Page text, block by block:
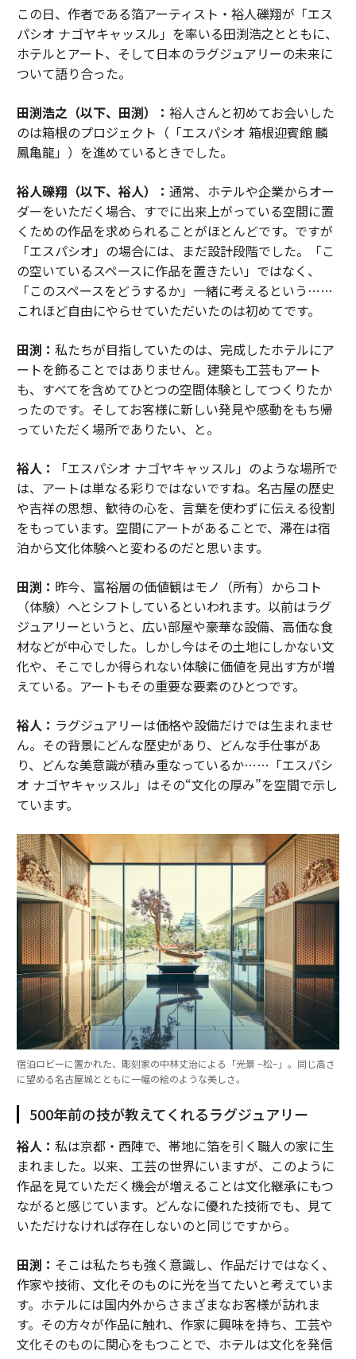
この日、作者である箔アーティスト・裕人礫翔が「エス
パシオ ナゴヤキャッスル」を率いる田渕浩之とともに、
ホテルとアート、そして日本のラグジュアリーの未来に
ついて語り合った。
田渕浩之（以下、田渕）： 裕人さんと初めてお会いした
のは箱根のプロジェクト（「エスパシオ 箱根迎賓館 麟
鳳亀龍」）を進めているときでした。
裕人礫翔（以下、裕人）： 通常、ホテルや企業からオー
ダーをいただく場合、すでに出来上がっている空間に置
くための作品を求められることがほとんどです。ですが
「エスパシオ」の場合には、まだ設計段階でした。「こ
の空いているスペースに作品を置きたい」ではなく、
「このスペースをどうするか」一緒に考えるという……
これほど自由にやらせていただいたのは初めてです。
田渕： 私たちが目指していたのは、完成したホテルにア
ートを飾ることではありません。建築も工芸もアート
も、すべてを含めてひとつの空間体験としてつくりたか
ったのです。そしてお客様に新しい発見や感動をもち帰
っていただく場所でありたい、と。
裕人：
「エスパシオ ナゴヤキャッスル」のような場所で
は、アートは単なる彩りではないですね。名古屋の歴史
や吉祥の思想、歓待の心を、言葉を使わずに伝える役割
をもっています。空間にアートがあることで、滞在は宿
泊から文化体験へと変わるのだと思います。
田渕： 昨今、富裕層の価値観はモノ（所有）からコト
（体験）へとシフトしているといわれます。以前はラグ
ジュアリーというと、広い部屋や豪華な設備、高価な食
材などが中心でした。しかし今はその土地にしかない文
化や、そこでしか得られない体験に価値を見出す方が増
えている。アートもその重要な要素のひとつです。
裕人： ラグジュアリーは価格や設備だけでは生まれませ
ん。その背景にどんな歴史があり、どんな手仕事があ
り、どんな美意識が積み重なっているか……「エスパシ
オ ナゴヤキャッスル」はその“文化の厚み”を空間で示し
ています。
宿泊ロビーに置かれた、彫刻家の中林丈治による「光景 −松−」。同じ高さ
に望める名古屋城とともに一幅の絵のような美しさ。
500年前の技が教えてくれるラグジュアリー
裕人： 私は京都・西陣で、帯地に箔を引く職人の家に生
まれました。以来、工芸の世界にいますが、このように
作品を見ていただく機会が増えることは文化継承にもつ
ながると感じています。どんなに優れた技術でも、見て
いただけなければ存在しないのと同じですから。
田渕： そこは私たちも強く意識し、作品だけではなく、
作家や技術、文化そのものに光を当てたいと考えていま
す。ホテルには国内外からさまざまなお客様が訪れま
す。その方々が作品に触れ、作家に興味を持ち、工芸や
文化そのものに関心をもつことで、ホテルは文化を発信